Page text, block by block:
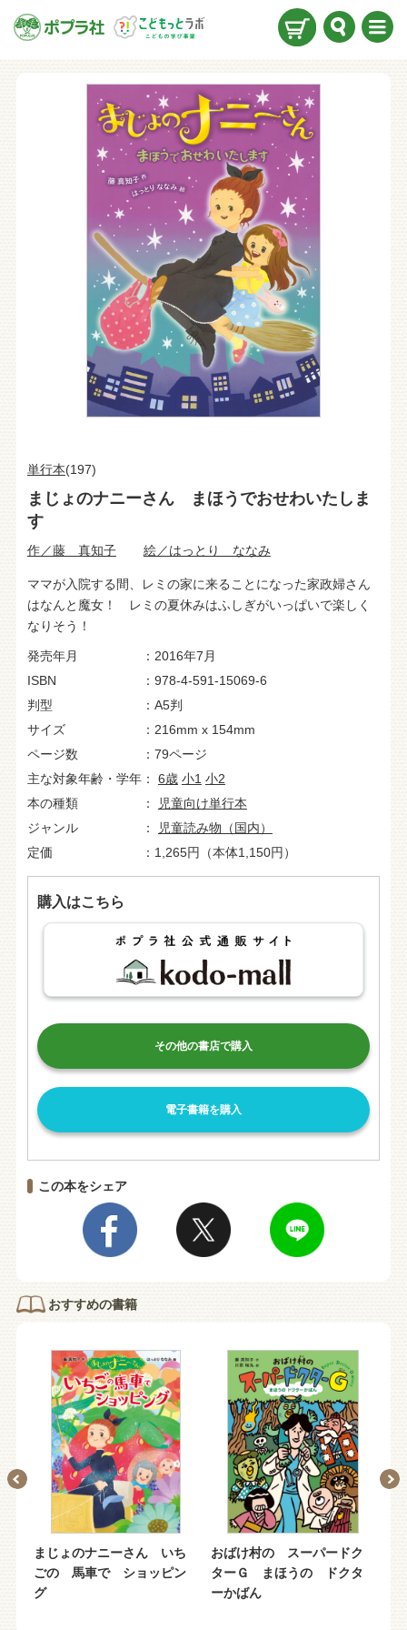
単行本(197)
まじょのナニーさん まほうでおせわいたしま
す
作／藤 真知子 絵／はっとり ななみ
ママが入院する間、レミの家に来ることになった家政婦さん
はなんと魔女！ レミの夏休みはふしぎがいっぱいで楽しく
なりそう！
発売年月
2016年7月
ISBN
978-4-591-15069-6
判型
A5判
サイズ
216mm x 154mm
ページ数
79ページ
主な対象年齢・学年
6歳 小1 小2
本の種類
児童向け単行本
ジャンル
児童読み物（国内）
定価
1,265円（本体1,150円）
購入はこちら
その他の書店で購入
電子書籍を購入
この本をシェア
おすすめの書籍
まじょのナニーさん いち
ごの 馬車で ショッピン
グ
おばけ村の スーパードク
ターＧ まほうの ドクタ
ーかばん